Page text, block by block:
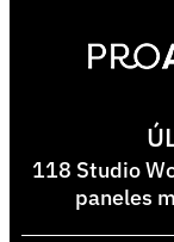
118 Studio
paneles